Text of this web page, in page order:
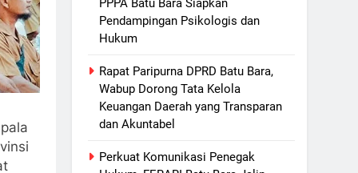
PPPA Batu Bara Siapkan
Pendampingan Psikologis dan
Hukum
Rapat Paripurna DPRD Batu Bara,
Wabup Dorong Tata Kelola
Keuangan Daerah yang Transparan
dan Akuntabel
Perkuat Komunikasi Penegak